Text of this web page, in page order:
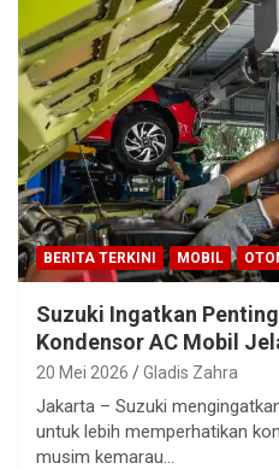
BERITA TERKINI MOBIL
Suzuki Ingatkan
Kondensor AC Mobil
20 Mei 2026 Gladis Zahra
Jakarta – Suzuki
untuk lebih memperhatikan
musim kemarau…